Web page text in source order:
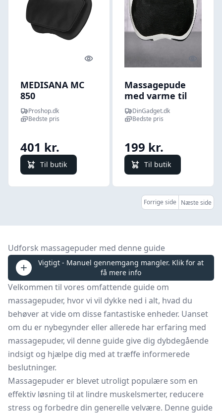
Quick look
MEDISANA MC
850
Proshop.dk
Bedste pris
401 kr.
Til butik
Quick
Massagepude
med varme til
nakken - Rød
DinGadget.dk
Bedste pris
199 kr.
Til butik
Forrige side Næste side
Udforsk massagepuder med denne guide
Vigtigt - Manuel gennemgang mangler. Klik for at
få mere info
Velkommen til vores omfattende guide om
massagepuder, hvor vi vil dykke ned i alt, hvad du
behøver at vide om disse fantastiske enheder. Uanset
om du er nybegynder eller allerede har erfaring med
massagepuder, vil denne guide give dig dybdegående
indsigt og hjælpe dig med at træffe informerede
beslutninger.
Massagepuder er blevet utroligt populære som en
effektiv løsning til at lindre muskelsmerter, reducere
stress og forbedre din generelle velvære. Denne guide